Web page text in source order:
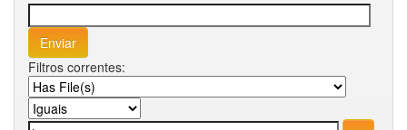
Filtros correntes: